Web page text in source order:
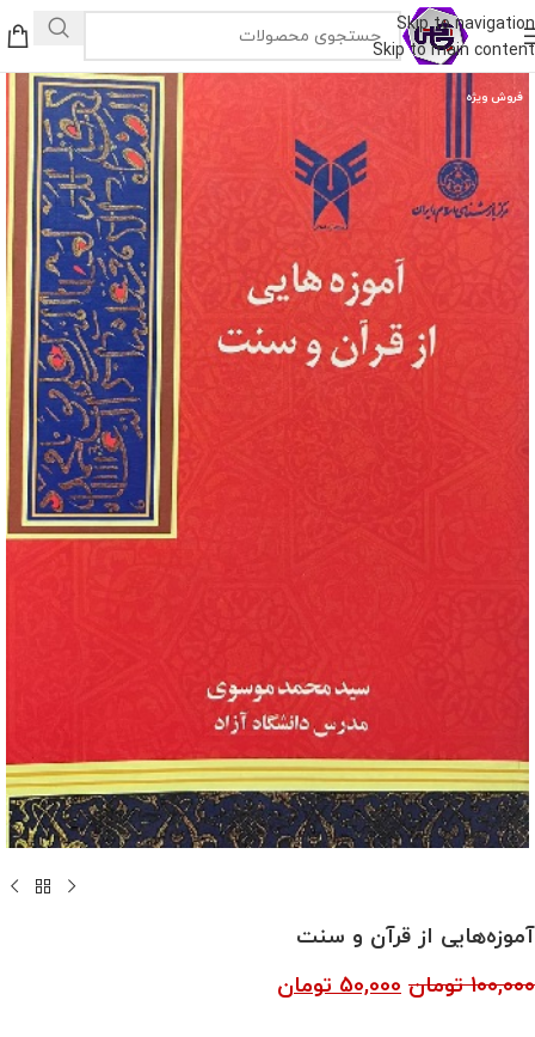
Skip to navigation
Skip to main content
فروش ویژه
آموزه‌هایی از قرآن و سنت
100,000 تومان 50,000 تومان